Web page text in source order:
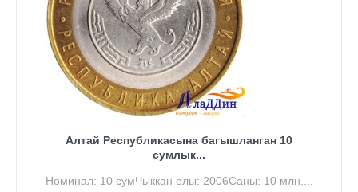
Алтай Республикасына багышланган 10
сумлык...
Номинал: 10 сумЧыккан елы: 2006Саны: 10 млн....